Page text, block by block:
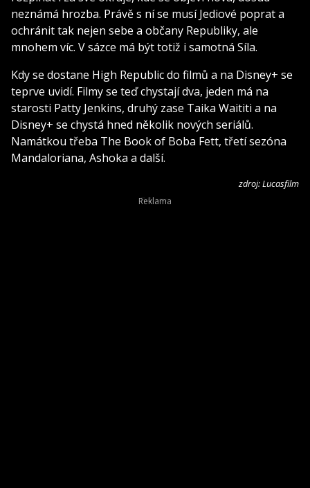
neznámá hrozba. Právě s ní se musí Jediové poprat a
ochránit tak nejen sebe a občany Republiky, ale
mnohem víc. V sázce má být totiž i samotná Síla.
Kdy se dostane High Republic do filmů a na Disney+ se
teprve uvidí. Filmy se teď chystají dva, jeden má na
starosti Patty Jenkins, druhý zase Taika Waititi a na
Disney+ se chystá hned několik nových seriálů.
Namátkou třeba The Book of Boba Fett, třetí sezóna
Mandaloriana, Ashoka a další.
zdroj: Lucasfilm